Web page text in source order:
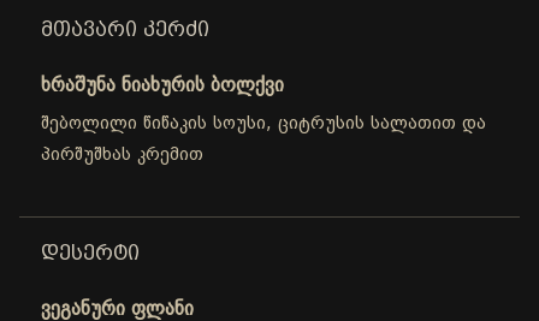
ᲛᲗᲐᲕᲐᲠᲘ ᲙᲔᲠᲫᲘ
ხრაშუნა ნიახურის ბოლქვი
შებოლილი წიწაკის სოუსი, ციტრუსის სალათით და
პირშუშხას კრემით
ᲓᲔᲡᲔᲠᲢᲘ
ვეგანური ფლანი